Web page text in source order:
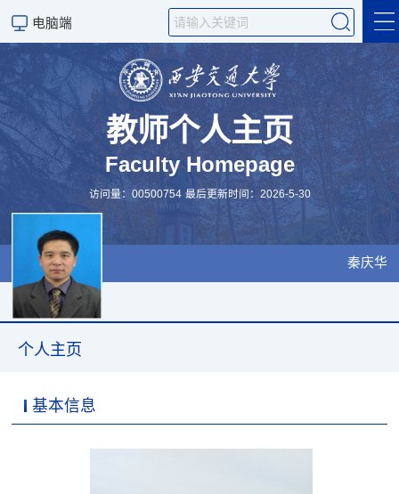
电脑端
个人主页
论文专著
学术交流
科学研究
教师个人主页
Faculty Homepage
访问量：00500754 最后更新时间：2026-5-30
秦庆华
个人主页
基本信息